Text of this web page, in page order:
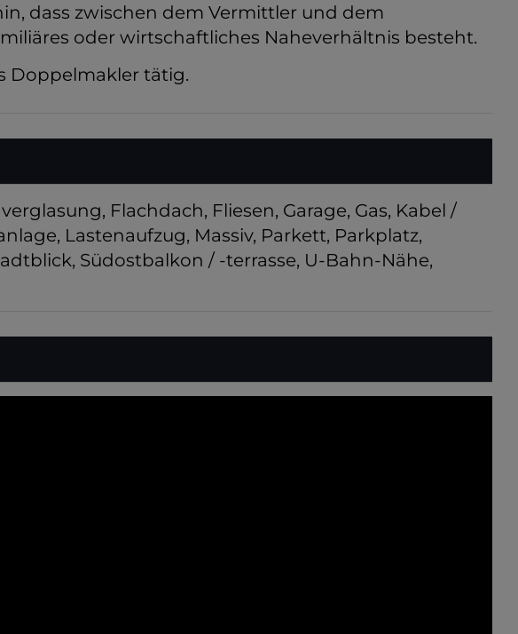
dass zwischen dem Vermittler und dem
oder wirtschaftliches Naheverhältnis besteht.
Doppelmakler tätig.
Flachdach Fliesen Garage Gas Kabel /
Lastenaufzug Massiv Parkett Parkplatz
Südostbalkon / -terrasse U-Bahn-Nähe